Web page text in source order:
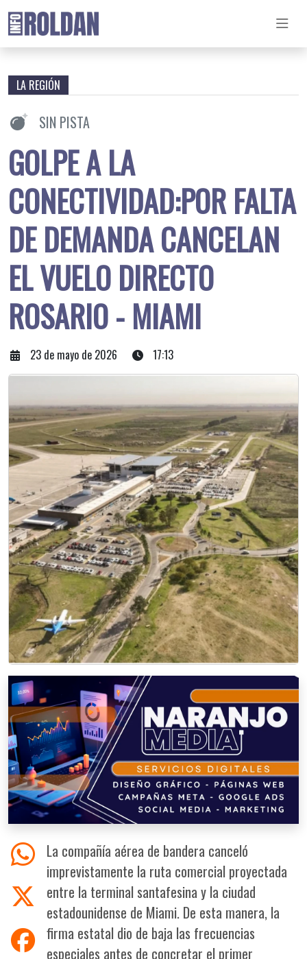
LA REGIÓN
SIN PISTA
GOLPE A LA
CONECTIVIDAD:POR FALTA
DE DEMANDA CANCELAN
EL VUELO DIRECTO
ROSARIO - MIAMI
23 de mayo de 2026 17:13
La compañía aérea de bandera canceló
imprevistamente la ruta comercial proyectada
entre la terminal santafesina y la ciudad
estadounidense de Miami. De esta manera, la
firma estatal dio de baja las frecuencias
especiales antes de concretar el primer